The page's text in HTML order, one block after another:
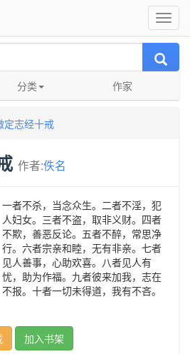
分类 作家
定志经十戒
作者:佚名
一者不杀，当念众生。二者不淫，犯
人妇女。三者不盗，取非义财。四者
不欺，善恶反论。五者不醉，常思净
行。六者宗亲和睦，无有非亲。七者
见人善事，心助欢喜。八者见人有
忧，助为作福。九者彼来加我，志在
不报。十者一切未得道，我有不吝。
加入书架